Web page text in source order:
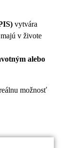
vytvára
v živote
alebo
možnosť